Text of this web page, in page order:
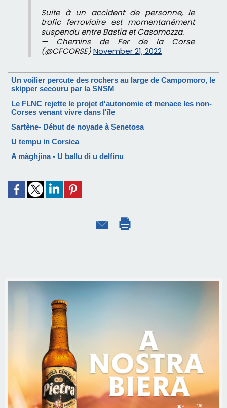
Suite à un accident de personne, le
trafic ferroviaire est momentanément
suspendu entre Bastia et Casamozza.
— Chemins de Fer de la Corse
(@CFCORSE)November 21, 2022
Un voilier percute des rochers au large de Campomoro, le
skipper secouru par la SNSM
Le FLNC rejette le projet d'autonomie et menace les non-
Corses venant vivre dans l'île
Sartène- Début de noyade à Senetosa
U tempu in Corsica
A màghjina - U ballu di u delfinu